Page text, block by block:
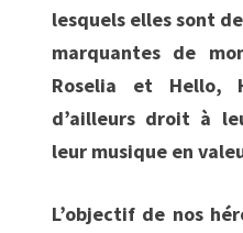
lesquels elles sont
marquantes de
Roselia et Hello,
d’ailleurs droit à
leur musique en
L’objectif de nos